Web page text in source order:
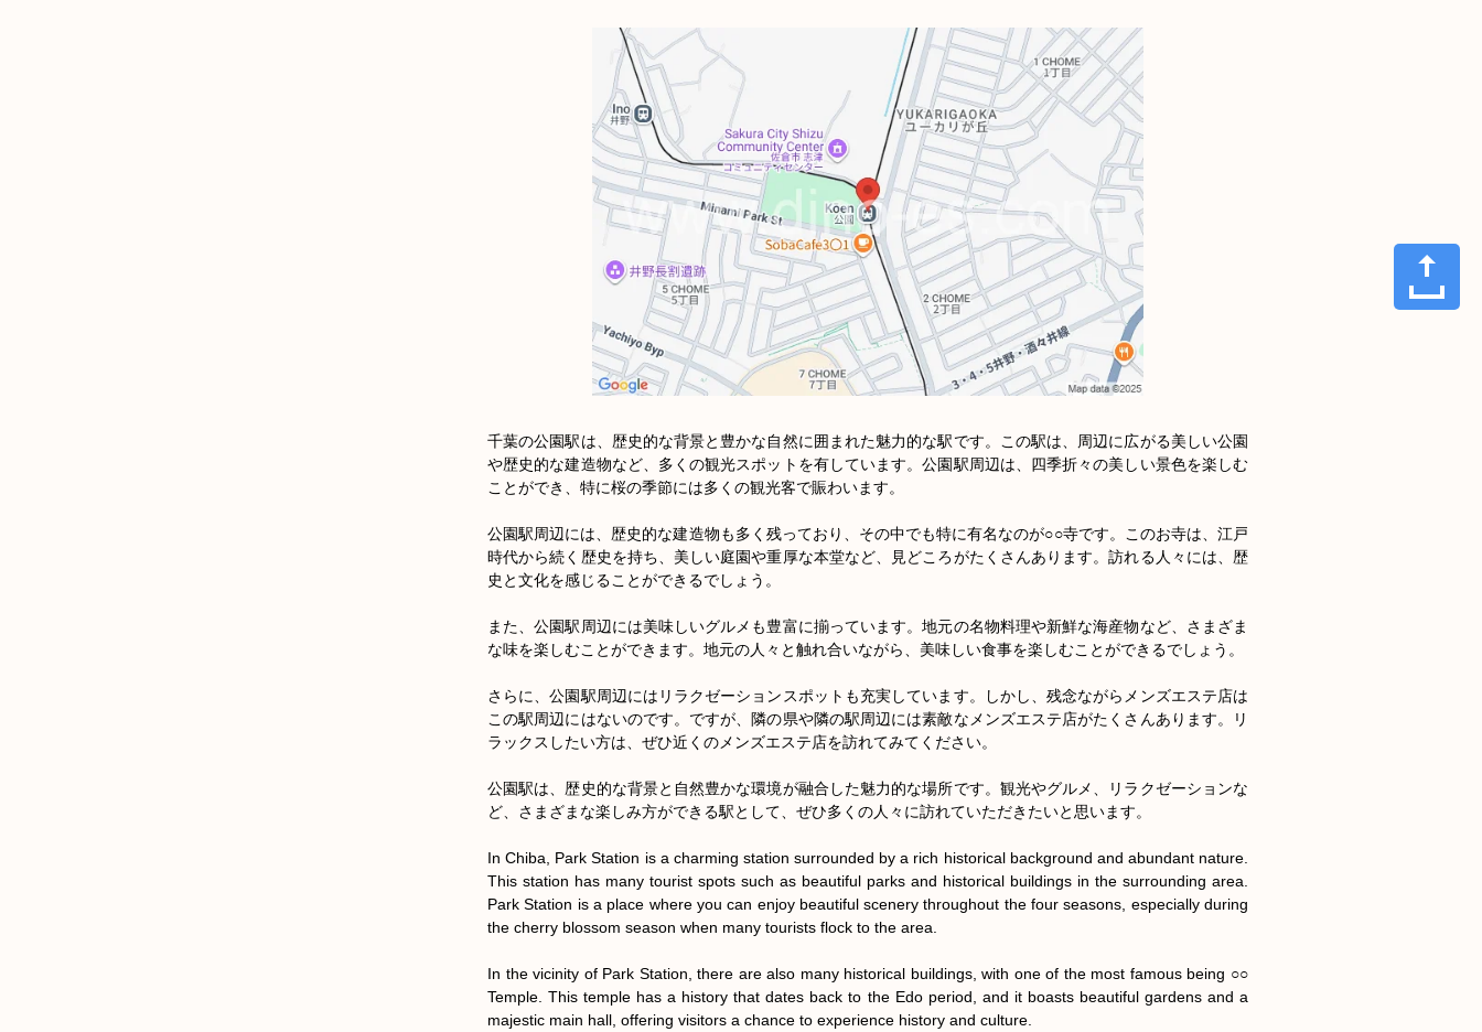
千葉の公園駅は、歴史的な背景と豊かな自然に囲まれた魅力的な駅です。この駅は、周辺に広がる美しい公園
や歴史的な建造物など、多くの観光スポットを有しています。公園駅周辺は、四季折々の美しい景色を楽しむ
ことができ、特に桜の季節には多くの観光客で賑わいます。
公園駅周辺には、歴史的な建造物も多く残っており、その中でも特に有名なのが○○寺です。このお寺は、江戸
時代から続く歴史を持ち、美しい庭園や重厚な本堂など、見どころがたくさんあります。訪れる人々には、歴
史と文化を感じることができるでしょう。
また、公園駅周辺には美味しいグルメも豊富に揃っています。地元の名物料理や新鮮な海産物など、さまざま
な味を楽しむことができます。地元の人々と触れ合いながら、美味しい食事を楽しむことができるでしょう。
さらに、公園駅周辺にはリラクゼーションスポットも充実しています。しかし、残念ながらメンズエステ店は
この駅周辺にはないのです。ですが、隣の県や隣の駅周辺には素敵なメンズエステ店がたくさんあります。リ
ラックスしたい方は、ぜひ近くのメンズエステ店を訪れてみてください。
公園駅は、歴史的な背景と自然豊かな環境が融合した魅力的な場所です。観光やグルメ、リラクゼーションな
ど、さまざまな楽しみ方ができる駅として、ぜひ多くの人々に訪れていただきたいと思います。
In Chiba, Park Station is a charming station surrounded by a rich historical background and abundant nature.
This station has many tourist spots such as beautiful parks and historical buildings in the surrounding area.
Park Station is a place where you can enjoy beautiful scenery throughout the four seasons, especially during
the cherry blossom season when many tourists flock to the area.
In the vicinity of Park Station, there are also many historical buildings, with one of the most famous being ○○
Temple. This temple has a history that dates back to the Edo period, and it boasts beautiful gardens and a
majestic main hall, offering visitors a chance to experience history and culture.